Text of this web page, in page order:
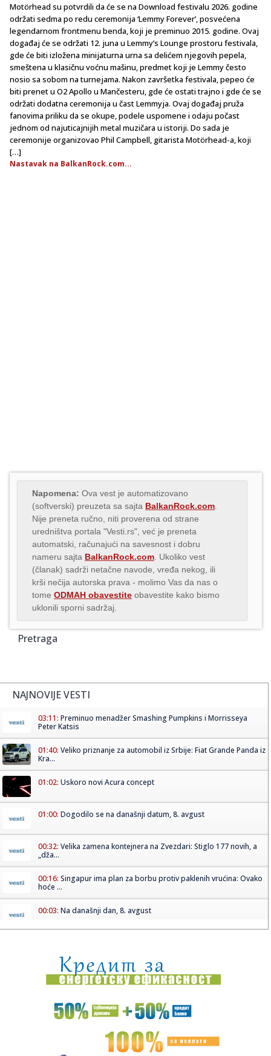
Motörhead su potvrdili da će se na Download festivalu 2026. godine
održati sedma po redu ceremonija ‘Lemmy Forever’, posvećena
legendarnom frontmenu benda, koji je preminuo 2015. godine. Ovaj
događaj će se održati 12. juna u Lemmy’s Lounge prostoru festivala,
gde će biti izložena minijaturna urna sa delićem njegovih pepela,
smeštena u klasičnu voćnu mašinu, predmet koji je Lemmy često
nosio sa sobom na turnejama. Nakon završetka festivala, pepeo će
biti prenet u O2 Apollo u Mančesteru, gde će ostati trajno i gde će se
održati dodatna ceremonija u čast Lemmyja. Ovaj događaj pruža
fanovima priliku da se okupe, podele uspomene i odaju počast
jednom od najuticajnijih metal muzičara u istoriji. Do sada je
ceremonije organizovao Phil Campbell, gitarista Motörhead-a, koji
[…]
Nastavak na BalkanRock.com...
Napomena: Ova vest je automatizovano
(softverski) preuzeta sa sajta BalkanRock.com
Nije preneta ručno, niti proverena od strane
uredništva portala "Vesti.rs", već je preneta
automatski, računajući na savesnost i dobru
nameru sajta BalkanRock.com . Ukoliko vest
(članak) sadrži netačne navode, vređa nekog, ili
krši nečija autorska prava - molimo Vas da nas o
tome ODMAH obavestite obavestite kako bismo
uklonili sporni sadržaj.
Pretraga
NAJNOVIJE VESTI
03:11: Preminuo menadžer Smashing Pumpkins i Morrisseya
Peter Katsis
01:40: Veliko priznanje za automobil iz Srbije: Fiat Grande Panda iz
Kra...
01:02: Uskoro novi Acura concept
01:00: Dogodilo se na današnji datum, 8. avgust
00:32: Velika zamena kontejnera na Zvezdari: Stiglo 177 novih, a
„dža...
00:16: Singapur ima plan za borbu protiv paklenih vrućina: Ovako
hoće ...
00:03: Na današnji dan, 8. avgust
23:51:PARTIZAN TRLJA RUKE: Transfer Saše Lukića doneo crno-
belima 300...
23:48:Otišao iz Arsenala pre nego što su podigli trofej – vratio
Srpkinje pronašle novčanik u Čanju, pa uradile nešto što je